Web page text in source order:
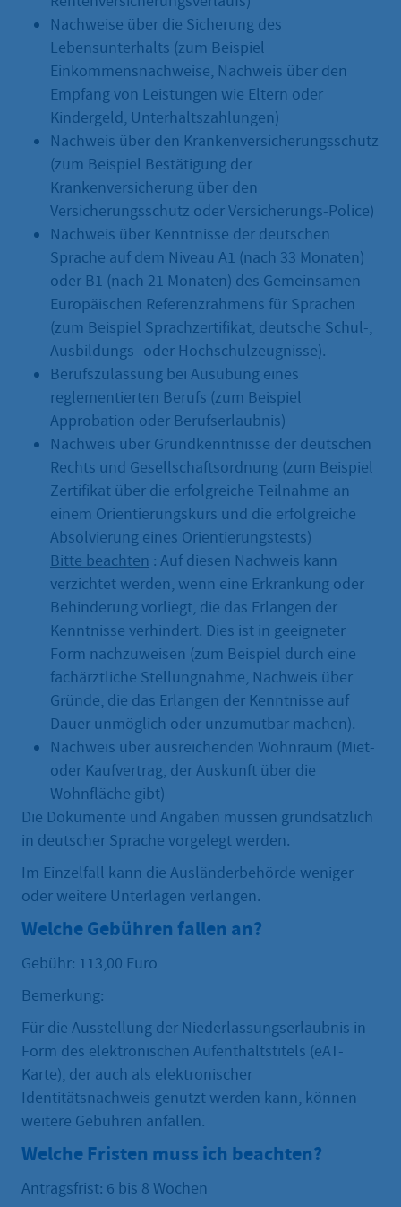
Nachweise über die Sicherung des
Lebensunterhalts (zum Beispiel
Einkommensnachweise, Nachweis über den
Empfang von Leistungen wie Eltern oder
Kindergeld, Unterhaltszahlungen)
Nachweis über den Krankenversicherungsschutz
(zum Beispiel Bestätigung der
Krankenversicherung über den
Versicherungsschutz oder Versicherungs-Police)
Nachweis über Kenntnisse der deutschen
Sprache auf dem Niveau A1 (nach 33 Monaten)
oder B1 (nach 21 Monaten) des Gemeinsamen
Europäischen Referenzrahmens für Sprachen
(zum Beispiel Sprachzertifikat, deutsche Schul-,
Ausbildungs- oder Hochschulzeugnisse).
Berufszulassung bei Ausübung eines
reglementierten Berufs (zum Beispiel
Approbation oder Berufserlaubnis)
Nachweis über Grundkenntnisse der deutschen
Rechts und Gesellschaftsordnung (zum Beispiel
Zertifikat über die erfolgreiche Teilnahme an
einem Orientierungskurs und die erfolgreiche
Absolvierung eines Orientierungstests)
Bitte beachten : Auf diesen Nachweis kann
verzichtet werden, wenn eine Erkrankung oder
Behinderung vorliegt, die das Erlangen der
Kenntnisse verhindert. Dies ist in geeigneter
Form nachzuweisen (zum Beispiel durch eine
fachärztliche Stellungnahme, Nachweis über
Gründe, die das Erlangen der Kenntnisse auf
Dauer unmöglich oder unzumutbar machen).
Nachweis über ausreichenden Wohnraum (Miet-
oder Kaufvertrag, der Auskunft über die
Wohnfläche gibt)
Die Dokumente und Angaben müssen grundsätzlich
in deutscher Sprache vorgelegt werden.
Im Einzelfall kann die Ausländerbehörde weniger
oder weitere Unterlagen verlangen.
Welche Gebühren fallen an?
Gebühr: 113,00 Euro
Bemerkung:
Für die Ausstellung der Niederlassungserlaubnis in
Form des elektronischen Aufenthaltstitels (eAT-
Karte), der auch als elektronischer
Identitätsnachweis genutzt werden kann, können
weitere Gebühren anfallen.
Welche Fristen muss ich beachten?
Antragsfrist: 6 bis 8 Wochen